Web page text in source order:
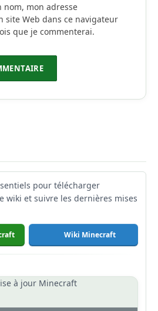
nom, mon adresse
site Web dans ce navigateur
que je commenterai.
pour télécharger
wiki et suivre les dernières mises
Wiki Minecraft